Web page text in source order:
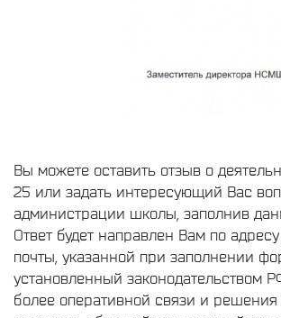
Вы можете оставить отзыв о
25 или задать интересующий Вас
администрации школы, заполнив
Ответ будет направлен Вам по
почты, указанной при заполнении
установленный законодательством
более оперативной связи и решения